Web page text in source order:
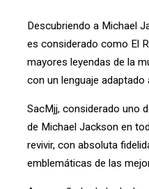
Descubriendo a Michael
es considerado como El
mayores leyendas de la
con un lenguaje adaptado
SacMjj, considerado uno
de Michael Jackson en
revivir, con absoluta
emblemáticas de las